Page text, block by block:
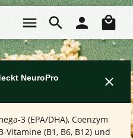
NeuroPro
3 (EPA/DHA), Coenzym
Vitamine (B1, B6, B12) und